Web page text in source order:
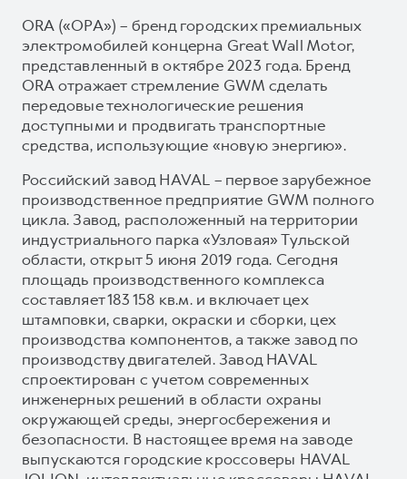
ORA («ОРА») – бренд городских премиальных
электромобилей концерна Great Wall Motor,
представленный в октябре 2023 года. Бренд
ORA отражает стремление GWM сделать
передовые технологические решения
доступными и продвигать транспортные
средства, использующие «новую энергию».
Российский завод HAVAL – первое зарубежное
производственное предприятие GWM полного
цикла. Завод, расположенный на территории
индустриального парка «Узловая» Тульской
области, открыт 5 июня 2019 года. Сегодня
площадь производственного комплекса
составляет 183 158 кв.м. и включает цех
штамповки, сварки, окраски и сборки, цех
производства компонентов, а также завод по
производству двигателей. Завод HAVAL
спроектирован с учетом современных
инженерных решений в области охраны
окружающей среды, энергосбережения и
безопасности. В настоящее время на заводе
выпускаются городские кроссоверы HAVAL